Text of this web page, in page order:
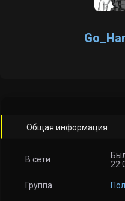
Общая информация
В сети
Группа